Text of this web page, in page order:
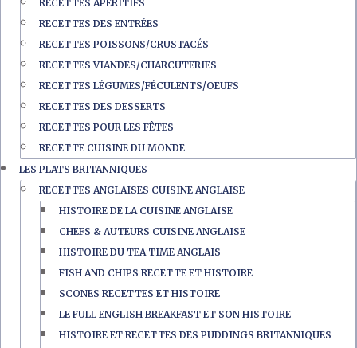
RECETTES APÉRITIFS
RECETTES DES ENTRÉES
RECETTES POISSONS/CRUSTACÉS
RECETTES VIANDES/CHARCUTERIES
RECETTES LÉGUMES/FÉCULENTS/OEUFS
RECETTES DES DESSERTS
RECETTES POUR LES FÊTES
RECETTE CUISINE DU MONDE
LES PLATS BRITANNIQUES
RECETTES ANGLAISES CUISINE ANGLAISE
HISTOIRE DE LA CUISINE ANGLAISE
CHEFS & AUTEURS CUISINE ANGLAISE
HISTOIRE DU TEA TIME ANGLAIS
FISH AND CHIPS RECETTE ET HISTOIRE
SCONES RECETTES ET HISTOIRE
LE FULL ENGLISH BREAKFAST ET SON HISTOIRE
HISTOIRE ET RECETTES DES PUDDINGS BRITANNIQUES